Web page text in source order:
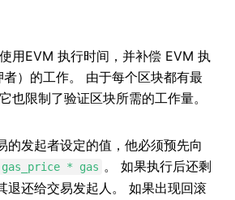
用EVM 执行时间，并补偿 EVM 执
）的工作。 由于每个区块都有最
也限制了验证区块所需的工作量。
发起者设定的值，他必须预先向
gas_price * gas 。 如果执行后还剩
退还给交易发起人。 如果出现回滚